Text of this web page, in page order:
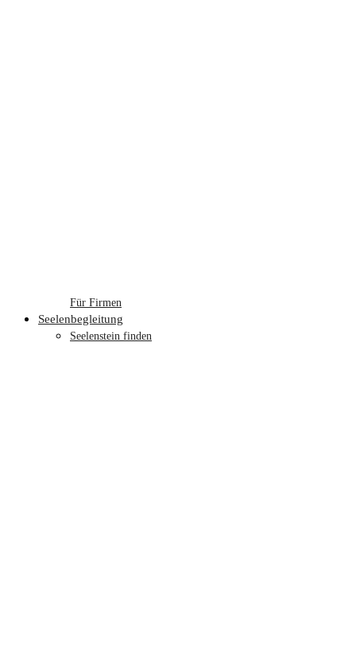
Für Firmen
Seelenbegleitung
Seelenstein finden